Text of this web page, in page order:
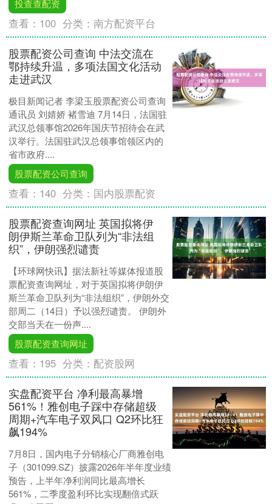
投查查配资
查看： 100 分类：南方配资平台
股票配资公司查询 中法交流在
鄂持续升温，多项法国文化活动
走进武汉
极目新闻记者 李梁玉股票配资公司查询
通讯员 刘婧娇 褚雪迪 7月14日，法国驻
武汉总领事馆2026年国庆节招待会在武
汉举行。法国驻武汉总领事馆领区内的
省市政府....
股票配资公司查询
查看： 140 分类： 国内股票配资
股票配资查询网址 英国拟将伊
朗伊斯兰革命卫队列为“非法组
织”，伊朗强烈谴责
【环球网快讯】据法新社等媒体报道股
票配资查询网址，对于英国拟将伊朗伊
斯兰革命卫队列为“非法组织”，伊朗外交
部周二（14日）予以强烈谴责。 伊朗外
交部当天在一份声....
股票配资查询网址
查看： 195 分类： 配资股网
实盘配资平台 净利最高暴增
561%！雅创电子踩中存储超级
周期+汽车电子双风口 Q2环比狂
飙194%
7月8日，国内电子分销核心厂商雅创电
子（301099.SZ）披露2026年半年度业绩
预告，上半年净利润同比最高增长
561%，二季度盈利环比实现翻倍式跃